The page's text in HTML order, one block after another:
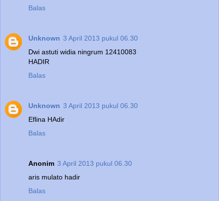
Balas
Unknown 3 April 2013 pukul 06.30
Dwi astuti widia ningrum 12410083
HADIR
Balas
Unknown 3 April 2013 pukul 06.30
Eflina HAdir
Balas
Anonim 3 April 2013 pukul 06.30
aris mulato hadir
Balas